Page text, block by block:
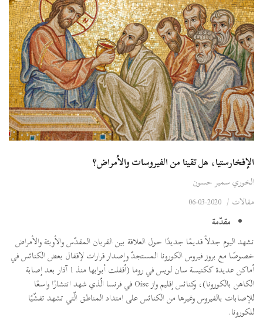
الإفخارستيا، هل تقينا من الفيروسات والأمراض؟
الخوري سمير حسون
مقالات /
مقدّمة
نشهد اليوم جدلاً قديمًا جديدًا حول العلاقة بين القربان المقدّس والأوبئة والأمراض
خصوصًا مع بروز فيروس الكورونا المستجدّ وإصدار قرارات لإقفال بعض الكنائس في
أماكن عديدة ككنيسة سان لويس في روما (أقفلت أبوابها منذ 1 آذار بعد إصابة
الكاهن بالكورونا)، وكنائس إقليم واز Oise في فرنسا الّذي شهد انتشارًا واسعًا
للإصابات بالفيروس وغيرها من الكنائس على امتداد المناطق الّتي تشهد تفشّيًا
للكورونا.